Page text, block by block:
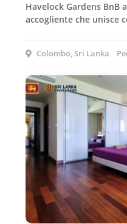
Havelock Gardens BnB
accogliente che unisce
Colombo, Sri Lanka